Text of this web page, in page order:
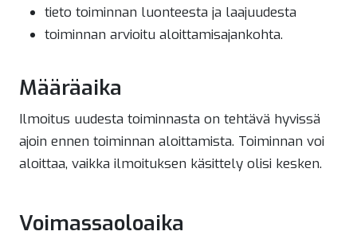
tieto toiminnan luonteesta ja laajuudesta
toiminnan arvioitu aloittamisajankohta.
Määräaika
Ilmoitus uudesta toiminnasta on tehtävä hyvissä
ajoin ennen toiminnan aloittamista. Toiminnan voi
aloittaa, vaikka ilmoituksen käsittely olisi kesken.
Voimassaoloaika